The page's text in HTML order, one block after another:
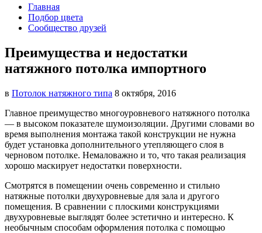
Главная
Подбор цвета
Сообщество друзей
Преимущества и недостатки
натяжного потолка импортного
в Потолок натяжного типа 8 октября, 2016
Главное преимущество многоуровневого натяжного потолка
— в высоком показателе шумоизоляции. Другими словами во
время выполнения монтажа такой конструкции не нужна
будет установка дополнительного утепляющего слоя в
черновом потолке. Немаловажно и то, что такая реализация
хорошо маскирует недостатки поверхности.
Смотрятся в помещении очень современно и стильно
натяжные потолки двухуровневые для зала и другого
помещения. В сравнении с плоскими конструкциями
двухуровневые выглядят более эстетично и интересно. К
необычным способам оформления потолка с помощью